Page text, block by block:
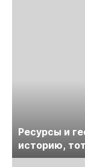
Ресурсы и
историю,